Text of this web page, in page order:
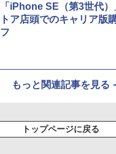
「iPhone SE（第3世代
トア店頭でのキャリア版
フ
もっと関連記事を見る
トップページに戻る